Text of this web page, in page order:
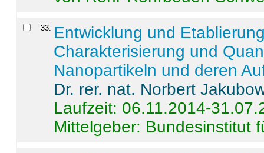
33. Entwicklung und
Charakterisierung und
Nanopartikeln und deren
Dr. rer. nat. Norbert
Laufzeit: 06.11.2014-
Mittelgeber: Bundesinstitut